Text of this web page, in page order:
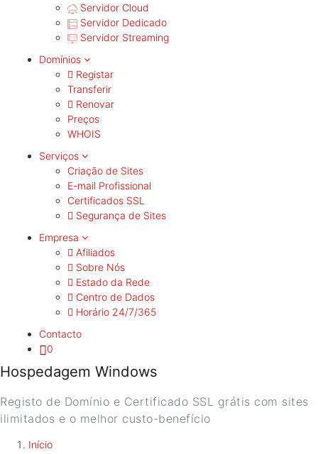
Servidor Cloud
Servidor Dedicado
Servidor Streaming
Domínios
Registar
Transferir
Renovar
Preços
WHOIS
Serviços
Criação de Sites
E-mail Profissional
Certificados SSL
Segurança de Sites
Empresa
Afiliados
Sobre Nós
Estado da Rede
Centro de Dados
Horário 24/7/365
Contacto
0
Hospedagem Windows
Registo de Domínio e Certificado SSL grátis com sites
ilimitados e o melhor custo-benefício
Início